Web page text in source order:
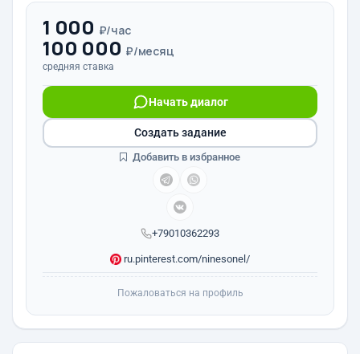
1 000 ₽/час
100 000 ₽/месяц
средняя ставка
+79010362293
Начать диалог
ru.pinterest.com/ninesonel/
Создать задание
Добавить в избранное
Пожаловаться на профиль